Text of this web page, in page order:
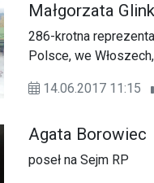
Małgorzata
286-krotna
Polsce, we
wspólnych treningów.
14.06.2017 11:15
Agata Borowiec
poseł na Sejm RP